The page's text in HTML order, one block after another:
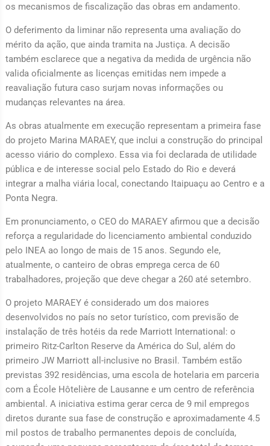
os mecanismos de fiscalização das obras em andamento.
O deferimento da liminar não representa uma avaliação do
mérito da ação, que ainda tramita na Justiça. A decisão
também esclarece que a negativa da medida de urgência não
valida oficialmente as licenças emitidas nem impede a
reavaliação futura caso surjam novas informações ou
mudanças relevantes na área.
As obras atualmente em execução representam a primeira fase
do projeto Marina MARAEY, que inclui a construção do principal
acesso viário do complexo. Essa via foi declarada de utilidade
pública e de interesse social pelo Estado do Rio e deverá
integrar a malha viária local, conectando Itaipuaçu ao Centro e a
Ponta Negra.
Em pronunciamento, o CEO do MARAEY afirmou que a decisão
reforça a regularidade do licenciamento ambiental conduzido
pelo INEA ao longo de mais de 15 anos. Segundo ele,
atualmente, o canteiro de obras emprega cerca de 60
trabalhadores, projeção que deve chegar a 260 até setembro.
O projeto MARAEY é considerado um dos maiores
desenvolvidos no país no setor turístico, com previsão de
instalação de três hotéis da rede Marriott International: o
primeiro Ritz-Carlton Reserve da América do Sul, além do
primeiro JW Marriott all-inclusive no Brasil. Também estão
previstas 392 residências, uma escola de hotelaria em parceria
com a École Hôtelière de Lausanne e um centro de referência
ambiental. A iniciativa estima gerar cerca de 9 mil empregos
diretos durante sua fase de construção e aproximadamente 4.5
mil postos de trabalho permanentes depois de concluída,